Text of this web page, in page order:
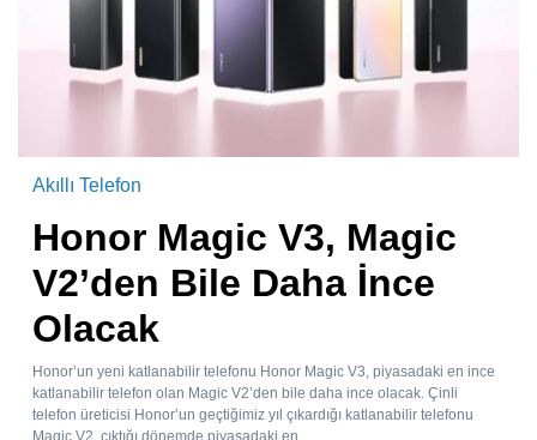
Akıllı Telefon
Honor Magic V3, Magic
V2’den Bile Daha İnce
Olacak
Honor’un yeni katlanabilir telefonu Honor Magic V3, piyasadaki en ince
katlanabilir telefon olan Magic V2’den bile daha ince olacak. Çinli
telefon üreticisi Honor’un geçtiğimiz yıl çıkardığı katlanabilir telefonu
Magic V2, çıktığı dönemde piyasadaki en...